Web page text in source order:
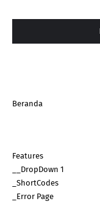
Beranda
Features
__DropDown 1
_ShortCodes
_Error Page